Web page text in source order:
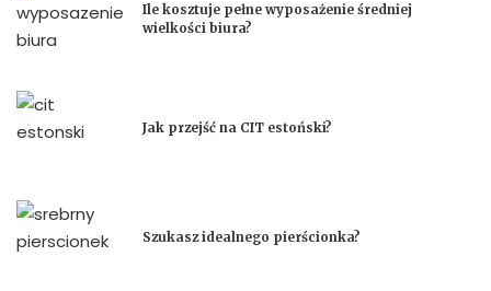
Ile kosztuje pełne wyposażenie średniej
wielkości biura?
Jak przejść na CIT estoński?
Szukasz idealnego pierścionka?